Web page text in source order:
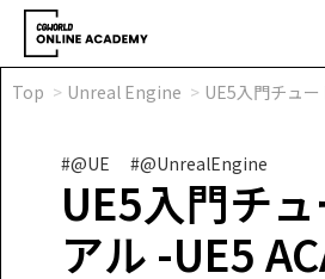
Top Unreal Engine UE5入門チュー
#@UE #@UnrealEngine
UE5入門チ
アル -UE5